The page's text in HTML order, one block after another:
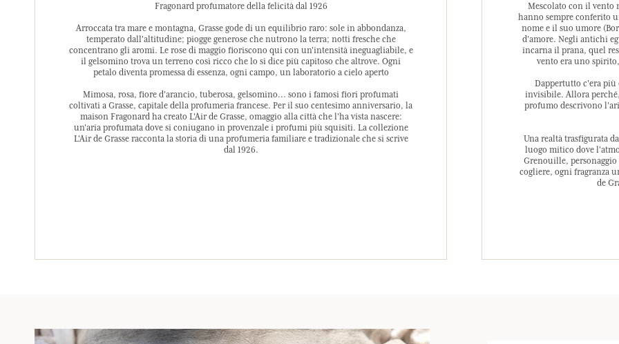
Fragonard profumatore della felicità dal 1926
Arroccata tra mare e montagna, Grasse gode di un equilibrio raro: sole in abbondanza,
temperato dall'altitudine; piogge generose che nutrono la terra; notti fresche che
concentrano gli aromi. Le rose di maggio fioriscono qui con un'intensità ineguagliabile, e
il gelsomino trova un terreno così ricco che lo si dice più capitoso che altrove. Ogni
petalo diventa promessa di essenza, ogni campo, un laboratorio a cielo aperto
Mimosa, rosa, fiore d'arancio, tuberosa, gelsomino... sono i famosi fiori profumati
coltivati a Grasse, capitale della profumeria francese. Per il suo centesimo anniversario, la
maison Fragonard ha creato L'Air de Grasse, omaggio alla città che l'ha vista nascere:
un'aria profumata dove si coniugano in provenzale i profumi più squisiti. La collezione
L'Air de Grasse racconta la storia di una profumeria familiare e tradizionale che si scrive
dal 1926.
Mescolato con il vento
hanno sempre conferito
nome e il suo umore
d'amore. Negli antichi
incarna il prana, quel
vento era uno
Dappertutto c'era più
invisibile. Allora
profumo descrivono
Una realtà trasfigurata
luogo mitico dove
Grenouille,
cogliere, ogni fragranza
de